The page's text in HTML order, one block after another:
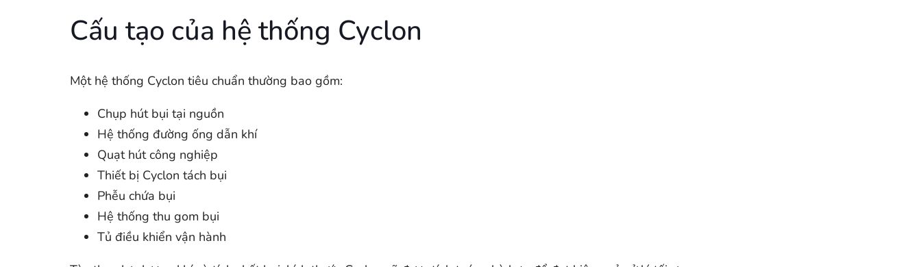
Cấu tạo của hệ thống Cyclon
Một hệ thống Cyclon tiêu chuẩn thường bao gồm:
Chụp hút bụi tại nguồn
Hệ thống đường ống dẫn khí
Quạt hút công nghiệp
Thiết bị Cyclon tách bụi
Phễu chứa bụi
Hệ thống thu gom bụi
Tủ điều khiển vận hành